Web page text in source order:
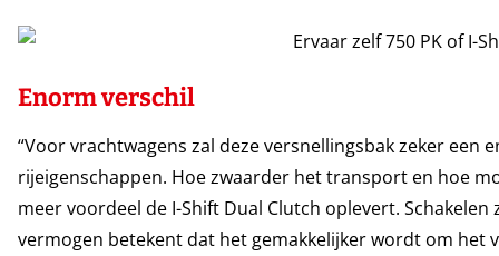
Enorm verschil
“Voor vrachtwagens zal deze versnellingsbak zeker een
rijeigenschappen. Hoe zwaarder het transport en hoe
meer voordeel de I-Shift Dual Clutch oplevert.
vermogen betekent dat het gemakkelijker wordt om het